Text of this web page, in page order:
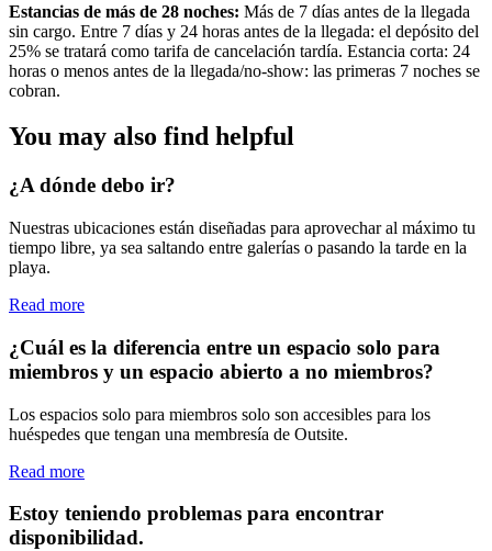
Estancias de más de 28 noches: Más de 7 días antes de la llegada
sin cargo. Entre 7 días y 24 horas antes de la llegada: el depósito del
25% se tratará como tarifa de cancelación tardía. Estancia corta: 24
horas o menos antes de la llegada/no-show: las primeras 7 noches se
cobran.
You may also find helpful
¿A dónde debo ir?
Nuestras ubicaciones están diseñadas para aprovechar al máximo tu
tiempo libre, ya sea saltando entre galerías o pasando la tarde en la
playa.
Read more
¿Cuál es la diferencia entre un espacio solo para
miembros y un espacio abierto a no miembros?
Los espacios solo para miembros solo son accesibles para los
huéspedes que tengan una membresía de Outsite.
Read more
Estoy teniendo problemas para encontrar
disponibilidad.